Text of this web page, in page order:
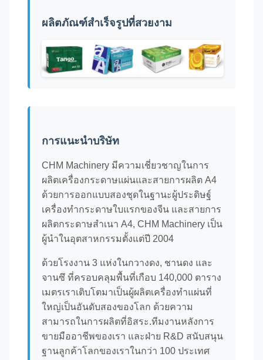
ผลิตภัณฑ์สําเร็จรูปที่สวยงาม
การแนะนําบริษัท
CHM Machinery มีความเชี่ยวชาญในการ
ผลิตเครื่องกระดาษแผ่นและสายการผลิต A4
ด้วยการออกแบบสองชุดในฐานะผู้ประดิษฐ์
เครื่องทํากระดาษใบแรกของจีน และสายการ
ผลิตกระดาษสําเนา A4, CHM Machinery เป็น
ผู้นําในอุตสาหกรรมตั้งแต่ปี 2004
ด้วยโรงงาน 3 แห่งในกวางดง, ชานดง และ
จานซึ ที่ครอบคลุมพื้นที่เกือบ 140,000 ตาราง
เมตรเราเติบโตมาเป็นผู้ผลิตเครื่องทําแผ่นที่
ใหญ่เป็นอันดับสองของโลก ด้วยความ
สามารถในการผลิตที่อิสระ.ทีมงานหลังการ
ขายมืออาชีพของเรา และฝ่าย R&D สนับสนุน
ฐานลูกค้าโลกของเราในกว่า 100 ประเทศ